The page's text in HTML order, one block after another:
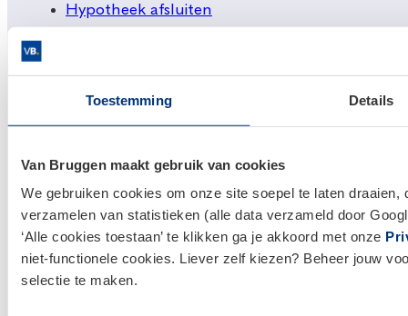
Toestemming Details
Van Bruggen maakt gebruik van cookies
We gebruiken cookies om onze site soepel te laten
verzamelen van statistieken (alle data verzameld door
‘Alle cookies toestaan’ te klikken ga je akkoord met onze
niet-functionele cookies. Liever zelf kiezen? Beheer jouw
selectie te maken.
Hypotheek afsluiten
Financieel Advies
Verzekeringsadvies
Makelaardij
Huis kopen
Huis verkopen
Klantenservice en contact
Bezoek eenvestiging